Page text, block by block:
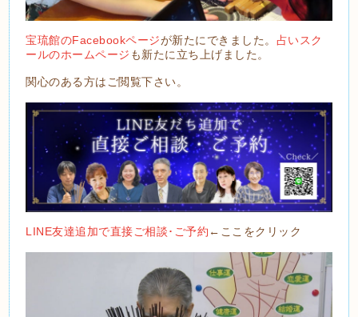
宝琉館のFacebookページが新たにできました。 占いスク
ールのホームページ も新たに立ち上げました。
関心のある方はご閲覧下さい。
LINE友達追加で直接ご相談･ご予約 ←ここをクリック